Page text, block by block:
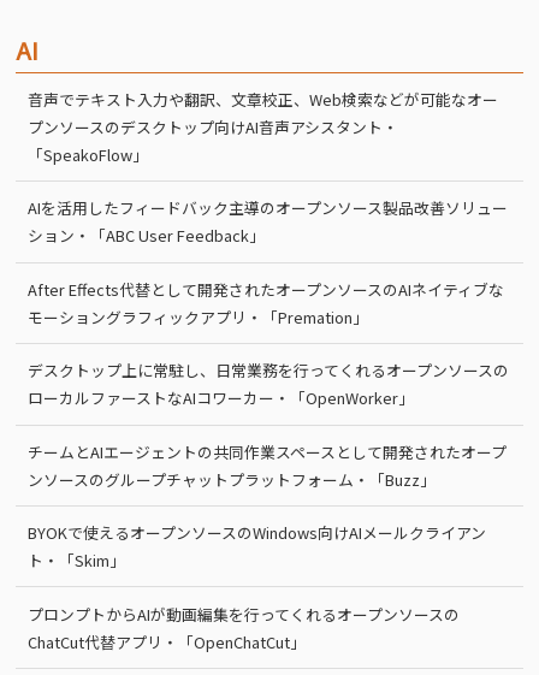
AI
音声でテキスト入力や翻訳、文章校正、Web検索などが可能なオー
プンソースのデスクトップ向けAI音声アシスタント・
「SpeakoFlow」
AIを活用したフィードバック主導のオープンソース製品改善ソリュー
ション・「ABC User Feedback」
After Effects代替として開発されたオープンソースのAIネイティブな
モーショングラフィックアプリ・「Premation」
デスクトップ上に常駐し、日常業務を行ってくれるオープンソースの
ローカルファーストなAIコワーカー・「OpenWorker」
チームとAIエージェントの共同作業スペースとして開発されたオープ
ンソースのグループチャットプラットフォーム・「Buzz」
BYOKで使えるオープンソースのWindows向けAIメールクライアン
ト・「Skim」
プロンプトからAIが動画編集を行ってくれるオープンソースの
ChatCut代替アプリ・「OpenChatCut」